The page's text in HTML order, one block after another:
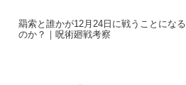
羂索と誰かが12月24日に戦うことになる
のか？｜呪術廻戦考察